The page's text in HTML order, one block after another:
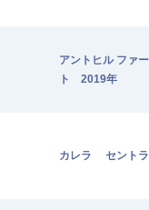
アントヒル ファ
ト 2019年
カレラ セント